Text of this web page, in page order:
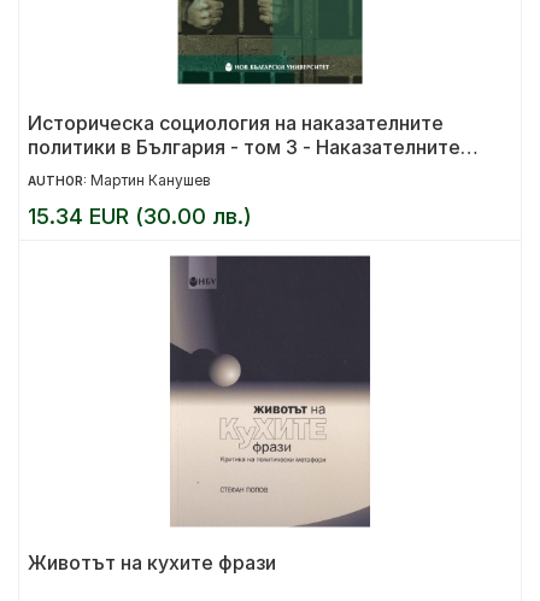
Историческа социология на наказателните
политики в България - том 3 - Наказателните
стратегии в демократичното общество
AUTHOR: Мартин Канушев
15.34 EUR (30.00 лв.)
Животът на кухите фрази